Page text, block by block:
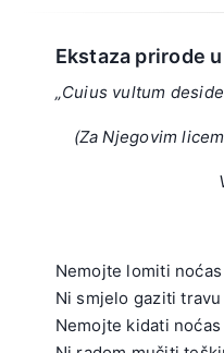
Ekstaza prirode
„Cuius vultum
(Za Njegovim
Nemojte lomiti
Ni smjelo gaziti
Nemojte kidati